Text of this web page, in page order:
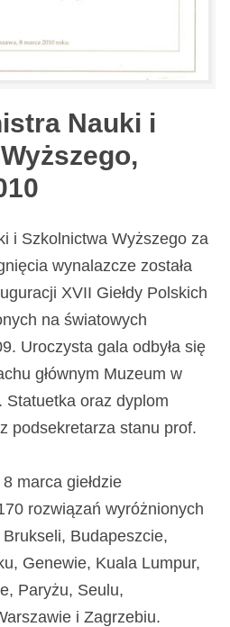
Nauki i
i Szkolnictwa Wyższego za
wynalazcze została
XVII Giełdy Polskich
na światowych
Uroczysta gala odbyła się
głównym Muzeum w
Statuetka oraz dyplom
podsekretarza stanu prof.
marca giełdzie
rozwiązań wyróżnionych
Budapeszcie,
Genewie, Kuala Lumpur,
Paryżu, Seulu,
i Zagrzebiu.